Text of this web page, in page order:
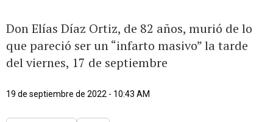
Don Elías Díaz Ortiz, de 82 años, murió de lo
que pareció ser un “infarto masivo” la tarde
del viernes, 17 de septiembre
19 de septiembre de 2022 - 10:43 AM